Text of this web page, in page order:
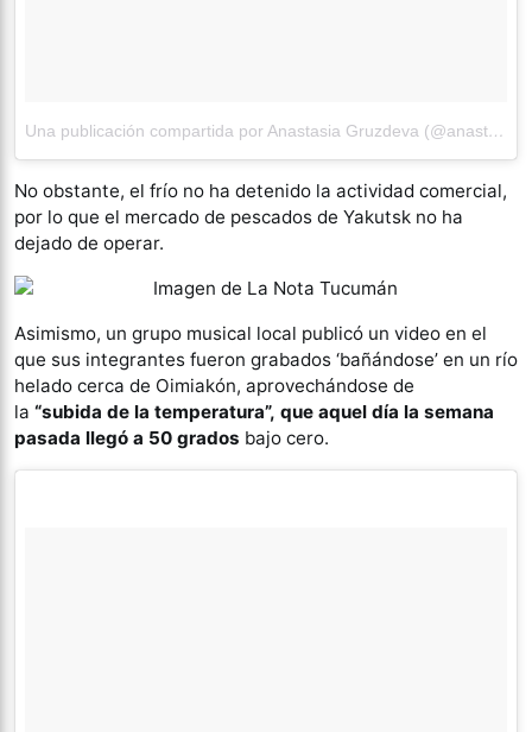
Una publicación compartida por Anastasia Gruzdeva (@anastasiagav)
No obstante, el frío no ha detenido la actividad comercial,
por lo que el mercado de pescados de Yakutsk no ha
dejado de operar.
Asimismo, un grupo musical local publicó un video en el
que sus integrantes fueron grabados ‘bañándose’ en un río
helado cerca de Oimiakón, aprovechándose de
la “subida de la temperatura”, que aquel día la semana
pasada llegó a 50 grados bajo cero.